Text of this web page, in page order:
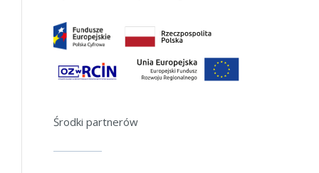
Środki partnerów